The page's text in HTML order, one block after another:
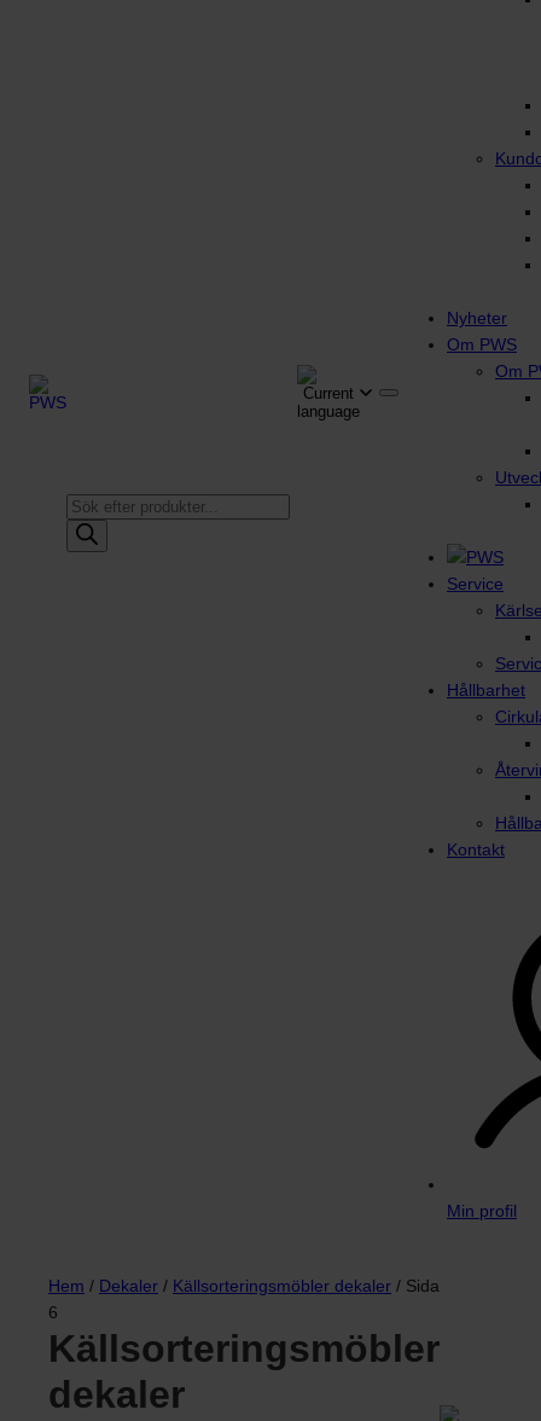
Produktsökning
Nyheter
Om PWS
Om
Service
Hållbarhet
Kontakt
Min profil
Hem / Dekaler / Källsorteringsmöbler dekaler / Sida
6
Källsorteringsmöbler
dekaler